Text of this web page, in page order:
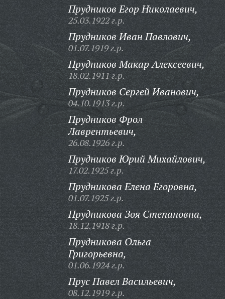
Прудников Егор Николаевич,
25.03.1922 г.р.
Прудников Иван Павлович,
01.07.1919 г.р.
Прудников Макар Алексеевич,
18.02.1911 г.р.
Прудников Сергей Иванович,
04.10.1913 г.р.
Прудников Фрол
Лаврентьевич,
26.08.1926 г.р.
Прудников Юрий Михайлович,
17.02.1925 г.р.
Прудникова Елена Егоровна,
01.07.1925 г.р.
Прудникова Зоя Степановна,
18.12.1918 г.р.
Прудникова Ольга
Григорьевна,
01.06.1924 г.р.
Прус Павел Васильевич,
08.12.1919 г.р.